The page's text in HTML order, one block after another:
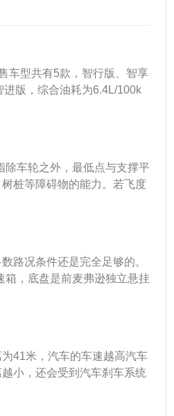
车型共有5款，智行版、智享
版，综合油耗为6.4L/100k
程下所测得的综合工况燃油
油耗会比较多。正常来说，
约是7.5升（这是在满载的情
在8.5升。不同的重量就会导
的过程中就会增加油耗。如
车油耗就会越低。经济转
低。正常来说，小排量的汽
里每小时，只要控制在这个
格：驾驶粗暴，比如急加
除车轮之外，最低点与支撑平
桩等障碍物的能力。若飞度
隙太高的话，高速行驶的稳
性的"90后"新生代群体，内
毫米、1694毫米、1537毫
之间，SUV的离地间隙在2
不变的，该数据也取决于负
间隙的变化。 在选择车辆
辆，可增加稳定性和舒适
，考虑到车辆的越野性能，
至损伤。
路况条件还是完全足够的。
箱，底盘是前麦弗逊独立悬挂
出的一款紧凑型车，长宽高
箱。
41米，汽车的车速越高汽车
小，还会受到汽车刹车系统
擦，是汽车刹车系统中最重